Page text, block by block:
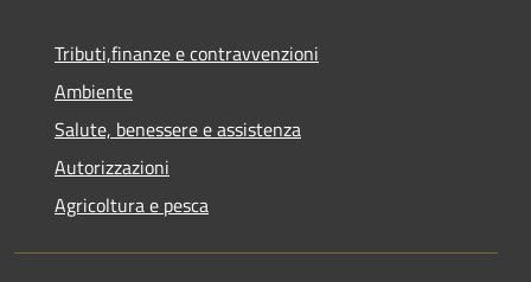
Tributi,finanze e contravvenzioni
Ambiente
Salute, benessere e assistenza
Autorizzazioni
Agricoltura e pesca